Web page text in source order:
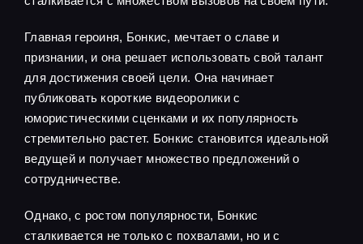
Главная героиня, Бонкис, мечтает о славе и
признании, и она решает использовать свой талант
для достижения своей цели. Она начинает
публиковать короткие видеоролики с
юмористическими сценками и их популярность
стремительно растет. Бонкис становится идеальной
ведущей и получает множество предложений о
сотрудничестве.
Однако, с ростом популярности, Бонкис
сталкивается не только с похвалами, но и с